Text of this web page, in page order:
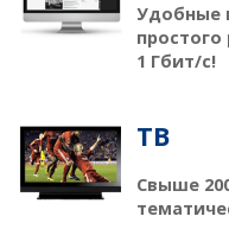
Удобные
1 Гбит/с!
ТB
Свыше